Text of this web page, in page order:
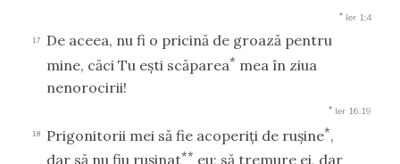
* Ier 1:4
17
De aceea, nu fi o pricină de groază pentru
mine, căci Tu eşti scăparea* mea în ziua
nenorocirii!
* Ier 16:19
18 Prigonitorii mei să fie acoperiţi de ruşine*,
dar să nu fiu ruşinat** eu; să tremure ei, dar